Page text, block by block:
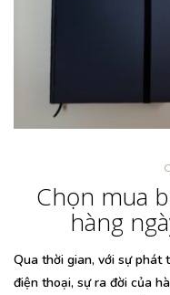
Chọn mua
hàng
Qua thời gian, với sự phát
điện thoại, sự ra đời của